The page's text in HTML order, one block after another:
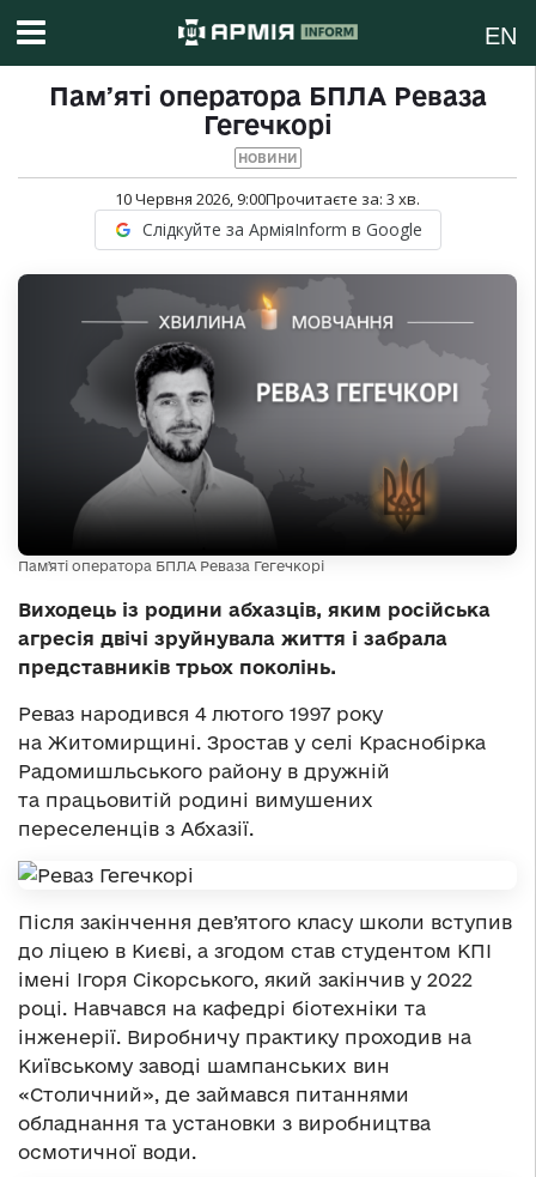
EN
Памʼяті оператора БПЛА Реваза
Гегечкорі
НОВИНИ
10 Червня 2026, 9:00Прочитаєте за: 3 хв.
Слідкуйте за АрміяInform в Google
Памʼяті оператора БПЛА Реваза Гегечкорі
Виходець із родини абхазців, яким російська
агресія двічі зруйнувала життя і забрала
представників трьох поколінь.
Реваз народився 4 лютого 1997 року
на Житомирщині. Зростав у селі Краснобірка
Радомишльського району в дружній
та працьовитій родині вимушених
переселенців з Абхазії.
Після закінчення дев’ятого класу школи вступив
до ліцею в Києві, а згодом став студентом КПІ
імені Ігоря Сікорського, який закінчив у 2022
році. Навчався на кафедрі біотехніки та
інженерії. Виробничу практику проходив на
Київському заводі шампанських вин
«Столичний», де займався питаннями
обладнання та установки з виробництва
осмотичної води.